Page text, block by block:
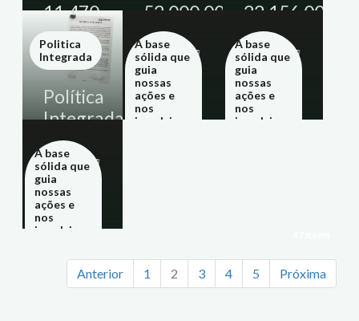
11.470
MVA
52.000.000m²22.156.000m³
Politica
Integrada
Política
Integrada
A base
sólida que
guia
nossas
ações e
nos
impulsiona
A base
sólida que
guia
nossas
ações e
nos
impulsiona
A base
sólida que
guia
nossas
ações e
nos
impulsiona
sucesso.Anterior 1 2 3 4 5 Próxima